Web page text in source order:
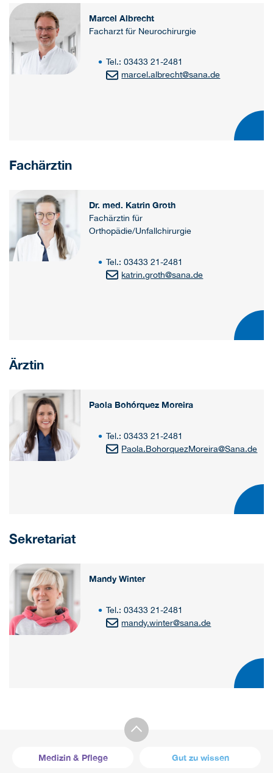
Marcel Albrecht
Facharzt für Neurochirurgie
Tel.: 03433 21-2481
marcel.albrecht@sana.de
Fachärztin
Dr. med. Katrin Groth
Fachärztin für
Orthopädie/Unfallchirurgie
Tel.: 03433 21-2481
katrin.groth@sana.de
Ärztin
Paola Bohórquez Moreira
Tel.: 03433 21-2481
Paola.BohorquezMoreira@Sana.de
Sekretariat
Mandy Winter
Tel.: 03433 21-2481
mandy.winter@sana.de
Medizin & Pflege Gut zu wissen